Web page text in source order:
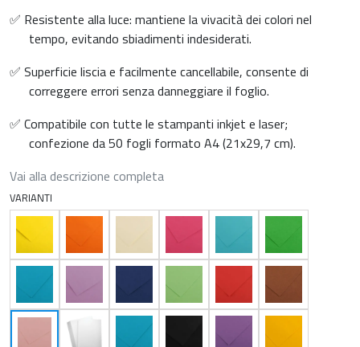
✅ Resistente alla luce: mantiene la vivacità dei colori nel
tempo, evitando sbiadimenti indesiderati.
✅ Superficie liscia e facilmente cancellabile, consente di
correggere errori senza danneggiare il foglio.
✅ Compatibile con tutte le stampanti inkjet e laser;
confezione da 50 fogli formato A4 (21x29,7 cm).
Vai alla descrizione completa
VARIANTI